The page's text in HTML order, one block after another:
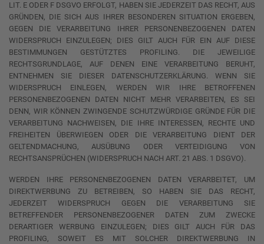
LIT. E ODER F DSGVO ERFOLGT, HABEN SIE JEDERZEIT DAS RECHT, AUS
GRÜNDEN, DIE SICH AUS IHRER BESONDEREN SITUATION ERGEBEN,
GEGEN DIE VERARBEITUNG IHRER PERSONENBEZOGENEN DATEN
WIDERSPRUCH EINZULEGEN; DIES GILT AUCH FÜR EIN AUF DIESE
BESTIMMUNGEN GESTÜTZTES PROFILING. DIE JEWEILIGE
RECHTSGRUNDLAGE, AUF DENEN EINE VERARBEITUNG BERUHT,
ENTNEHMEN SIE DIESER DATENSCHUTZERKLÄRUNG. WENN SIE
WIDERSPRUCH EINLEGEN, WERDEN WIR IHRE BETROFFENEN
PERSONENBEZOGENEN DATEN NICHT MEHR VERARBEITEN, ES SEI
DENN, WIR KÖNNEN ZWINGENDE SCHUTZWÜRDIGE GRÜNDE FÜR DIE
VERARBEITUNG NACHWEISEN, DIE IHRE INTERESSEN, RECHTE UND
FREIHEITEN ÜBERWIEGEN ODER DIE VERARBEITUNG DIENT DER
GELTENDMACHUNG, AUSÜBUNG ODER VERTEIDIGUNG VON
RECHTSANSPRÜCHEN (WIDERSPRUCH NACH ART. 21 ABS. 1 DSGVO).
WERDEN IHRE PERSONENBEZOGENEN DATEN VERARBEITET, UM
DIREKTWERBUNG ZU BETREIBEN, SO HABEN SIE DAS RECHT,
JEDERZEIT WIDERSPRUCH GEGEN DIE VERARBEITUNG SIE
BETREFFENDER PERSONENBEZOGENER DATEN ZUM ZWECKE
DERARTIGER WERBUNG EINZULEGEN; DIES GILT AUCH FÜR DAS
PROFILING, SOWEIT ES MIT SOLCHER DIREKTWERBUNG IN